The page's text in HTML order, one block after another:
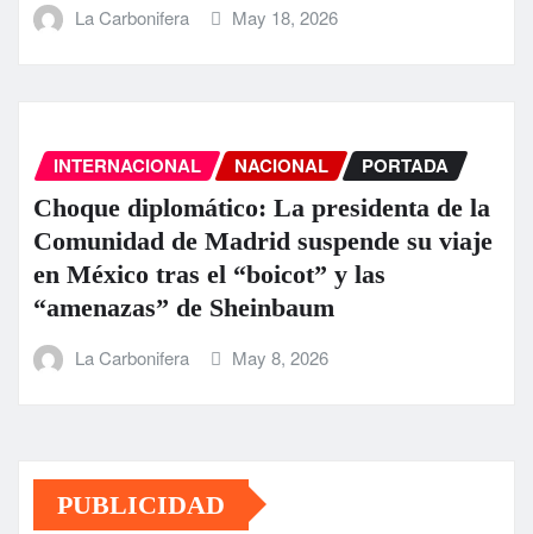
La Carbonifera May 18, 2026
INTERNACIONAL NACIONAL PORTADA
Choque diplomático: La presidenta de la
Comunidad de Madrid suspende su viaje
en México tras el “boicot” y las
“amenazas” de Sheinbaum
La Carbonifera May 8, 2026
PUBLICIDAD